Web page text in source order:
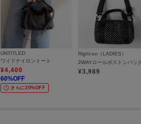
UNTITLED
ワイドナイロントート
¥4,400
60%OFF
さらに20%OFF
Right-on（LADIES）
2WAYロールボストンバッ
¥3,989